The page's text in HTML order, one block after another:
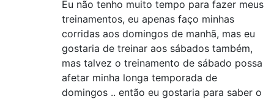
Eu não tenho muito tempo para fazer meus
treinamentos, eu apenas faço minhas
corridas aos domingos de manhã, mas eu
gostaria de treinar aos sábados também,
mas talvez o treinamento de sábado possa
afetar minha longa temporada de
domingos .. então eu gostaria para saber o